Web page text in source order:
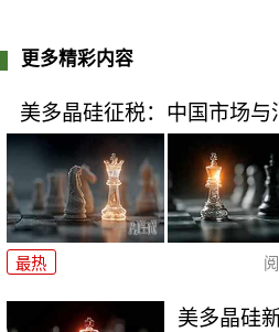
更多精彩内容
美多晶硅征税：中国市场与
最热
美多晶硅